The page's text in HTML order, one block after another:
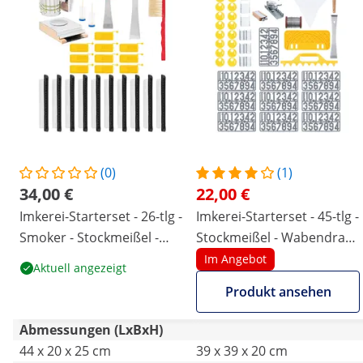
(0)
34,00 €
Imkerei-Starterset - 26-tlg -
Smoker - Stockmeißel -
Königinnenkäfige -
Insektenfallen - Besen
Aktuell angezeigt
(1)
22,00 €
Imkerei-Starterset - 45-tlg -
Stockmeißel - Wabendraht
- Spanner - Wandergurt -
Ziffern - Eimerhalterung -
Entdeckelungshilfe
Im Angebot
Produkt ansehen
Abmessungen (LxBxH)
44 x 20 x 25 cm
39 x 39 x 20 cm